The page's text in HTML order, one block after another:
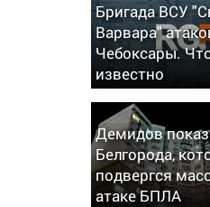
Бригада ВСУ
Варвара"
Чебоксары.
известно
Демидов
Белгорода,
подвергся
атаке БПЛА